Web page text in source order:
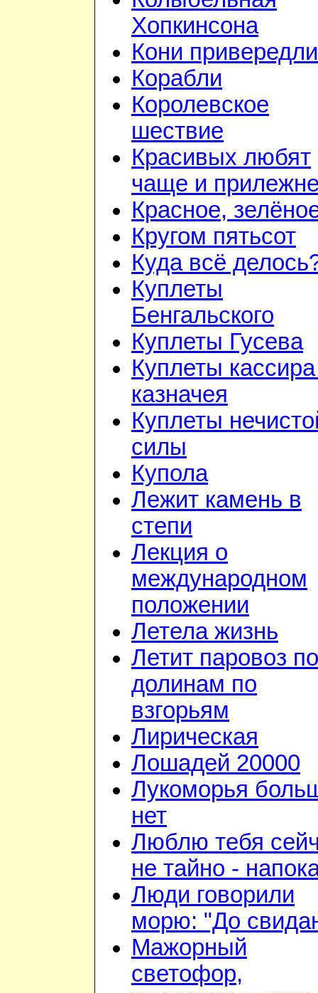
Хопкинсона
Кони
Корабли
Королевское
шествие
Красивых любят
чаще и
Красное,
Кругом пятьсот
Куда всё
Куплеты
Бенгальского
Куплеты Гусева
Куплеты
казначея
Куплеты
силы
Купола
Лежит камень в
степи
Лекция о
международном
положении
Летела жизнь
Летит паровоз по
долинам по
взгорьям
Лирическая
Лошадей 20000
Лукоморья
нет
Люблю тебя
не тайно -
Люди говорили
морю: "До
Мажорный
светофор,